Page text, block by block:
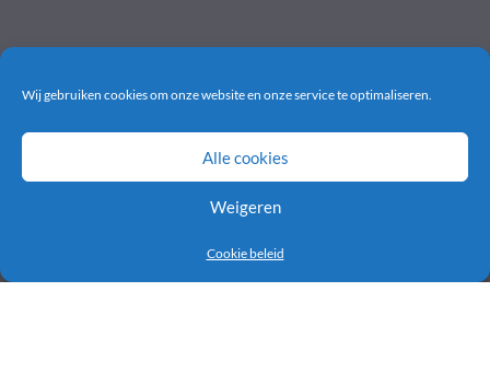
Wij gebruiken cookies om onze website en onze service te optimaliseren.
Alle cookies
Weigeren
Cookie beleid